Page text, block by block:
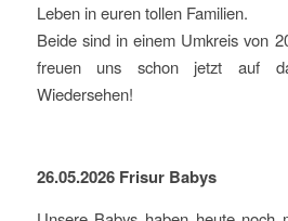
Leben in euren tollen Familien.
Beide sind in einem Umkreis von
freuen uns schon jetzt auf
Wiedersehen!
26.05.2026 Frisur Babys